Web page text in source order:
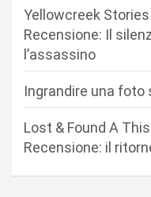
i
Yellowcreek
Recensione: Il
l’assassino
Ingrandire una foto
Lost & Found A
Recensione: il